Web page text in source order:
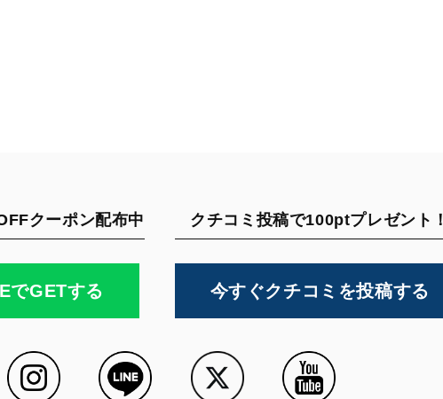
クーポン配布中
でGETする
クチコミ投稿で100ptプレゼント！
今すぐクチコミを投稿する